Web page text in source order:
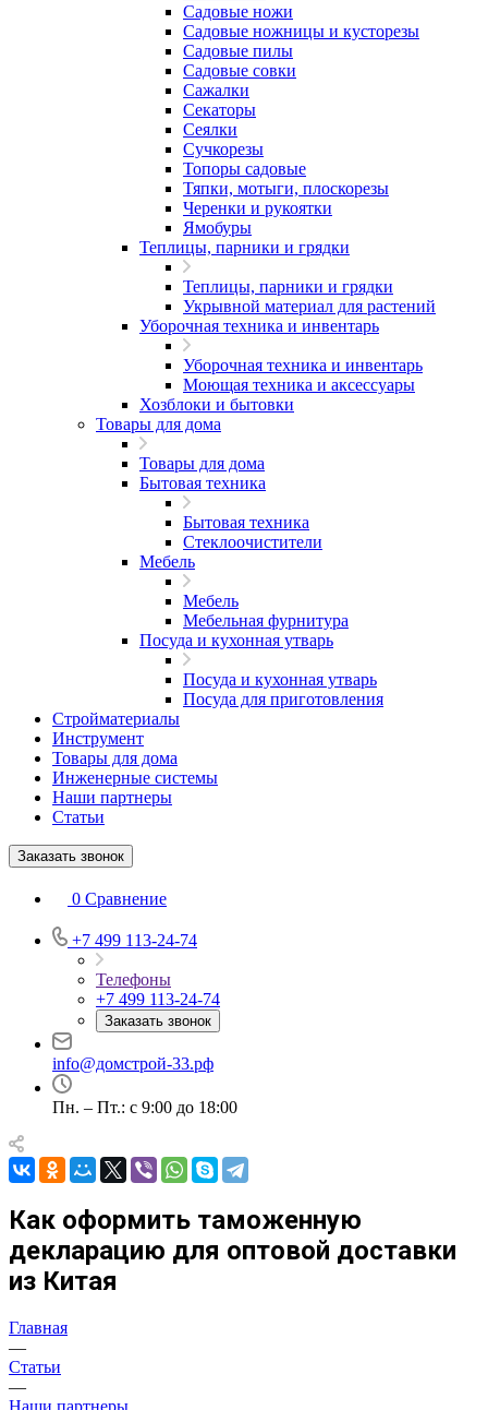
Садовые ножи
Садовые ножницы и кусторезы
Садовые пилы
Садовые совки
Сажалки
Секаторы
Сеялки
Сучкорезы
Топоры садовые
Тяпки, мотыги, плоскорезы
Черенки и рукоятки
Ямобуры
Теплицы, парники и грядки
Теплицы, парники и грядки
Укрывной материал для растений
Уборочная техника и инвентарь
Уборочная техника и инвентарь
Моющая техника и аксессуары
Хозблоки и бытовки
Товары для дома
Товары для дома
Бытовая техника
Бытовая техника
Стеклоочистители
Мебель
Мебель
Мебельная фурнитура
Посуда и кухонная утварь
Посуда и кухонная утварь
Посуда для приготовления
Стройматериалы
Инструмент
Товары для дома
Инженерные системы
Наши партнеры
Статьи
Заказать звонок
0 Сравнение
+7 499 113-24-74
Телефоны
+7 499 113-24-74
Заказать звонок
info@домстрой-33.рф
Пн. – Пт.: с 9:00 до 18:00
Как оформить таможенную
декларацию для оптовой доставки
из Китая
Главная
—
Статьи
—
Наши партнеры